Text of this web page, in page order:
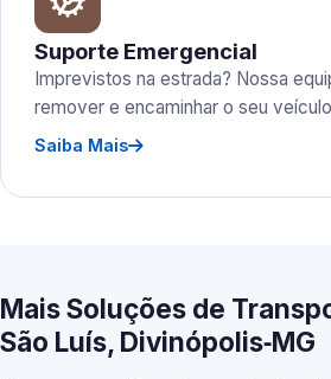
Suporte Emergencial
Imprevistos na estrada? Nossa
remover e encaminhar o seu
Saiba Mais
Mais Soluções de
São Luís, Divinópolis‑MG